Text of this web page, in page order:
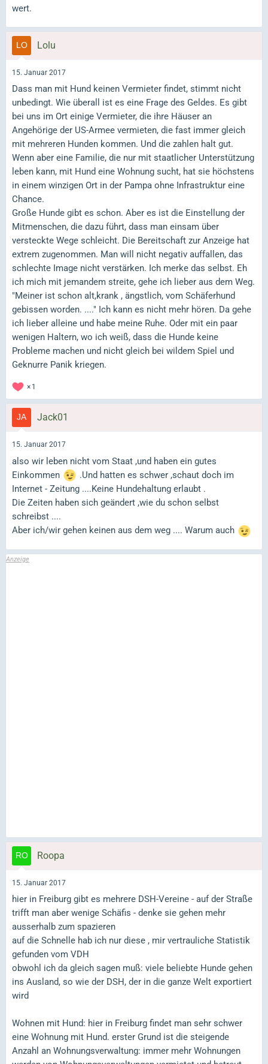
wert.
Lolu
15. Januar 2017
Dass man mit Hund keinen Vermieter findet, stimmt nicht
unbedingt. Wie überall ist es eine Frage des Geldes. Es gibt
bei uns im Ort einige Vermieter, die ihre Häuser an
Angehörige der US-Armee vermieten, die fast immer gleich
mit mehreren Hunden kommen. Und die zahlen halt gut.
Wenn aber eine Familie, die nur mit staatlicher Unterstützung
leben kann, mit Hund eine Wohnung sucht, hat sie höchstens
in einem winzigen Ort in der Pampa ohne Infrastruktur eine
Chance.
Große Hunde gibt es schon. Aber es ist die Einstellung der
Mitmenschen, die dazu führt, dass man einsam über
versteckte Wege schleicht. Die Bereitschaft zur Anzeige hat
extrem zugenommen. Man will nicht negativ auffallen, das
schlechte Image nicht verstärken. Ich merke das selbst. Eh
ich mich mit jemandem streite, gehe ich lieber aus dem Weg.
"Meiner ist schon alt,krank , ängstlich, vom Schäferhund
gebissen worden. ...." Ich kann es nicht mehr hören. Da gehe
ich lieber alleine und habe meine Ruhe. Oder mit ein paar
wenigen Haltern, wo ich weiß, dass die Hunde keine
Probleme machen und nicht gleich bei wildem Spiel und
Geknurre Panik kriegen.
1
Jack01
15. Januar 2017
also wir leben nicht vom Staat ,und haben ein gutes
Einkommen
.Und hatten es schwer ,schaut doch im
Internet - Zeitung ....Keine Hundehaltung erlaubt .
Die Zeiten haben sich geändert ,wie du schon selbst
schreibst ....
Aber ich/wir gehen keinen aus dem weg .... Warum auch
Roopa
15. Januar 2017
hier in Freiburg gibt es mehrere DSH-Vereine - auf der Straße
trifft man aber wenige Schäfis - denke sie gehen mehr
ausserhalb zum spazieren
auf die Schnelle hab ich nur diese , mir vertrauliche Statistik
gefunden vom VDH
obwohl ich da gleich sagen muß: viele beliebte Hunde gehen
ins Ausland, so wie der DSH, der in die ganze Welt exportiert
wird
Wohnen mit Hund: hier in Freiburg findet man sehr schwer
eine Wohnung mit Hund. erster Grund ist die steigende
Anzahl an Wohnungsverwaltung: immer mehr Wohnungen